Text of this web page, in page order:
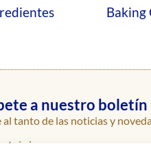
Baking
a nuestro
tanto de las noticias y